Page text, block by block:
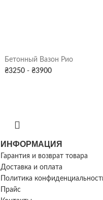
Бетонный Вазон Рио
₴3250 - ₴3900
ХАРАКТЕРИСТИКИ
ВЕС
ИНФОРМАЦИЯ
Гарантия и возврат товара
Доставка и оплата
Политика
Прайс